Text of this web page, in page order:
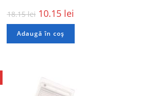
18.15lei 10.15 lei
Adaugă în coș